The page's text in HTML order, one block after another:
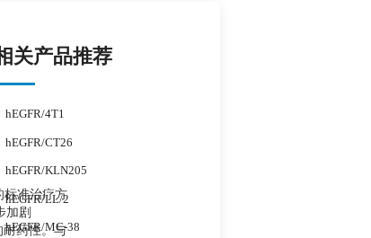
标准治疗方
加剧
耐药性。与
关产品推荐
hEGFR/4T1
hEGFR/CT26
hEGFR/KLN205
hEGFR/LL/2
hEGFR/MC-38